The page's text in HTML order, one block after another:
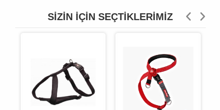
SIZIN İÇIN SEÇTIKLERIMIZ